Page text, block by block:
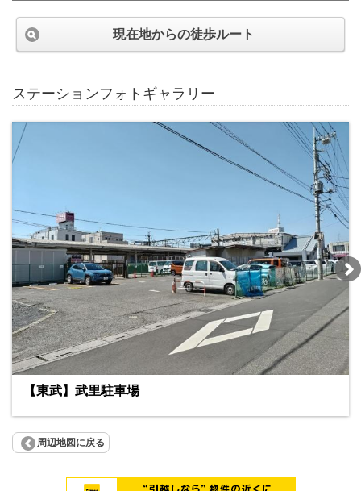
現在地からの徒歩ルート
ステーションフォトギャラリー
【東武】武里駐車場
周辺地図に戻る